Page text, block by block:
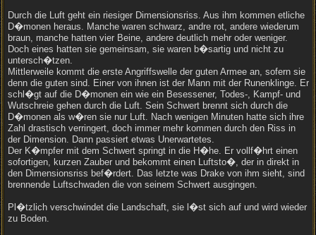
Durch die Luft geht ein riesiger Dimensionsriss. Aus ihm kommen etliche
D�monen heraus. Manche waren schwarz, andre rot, andere wiederum
braun, manche hatten vier Beine, andere deutlich mehr oder weniger.
Doch eines hatten sie gemeinsam, sie waren b�sartig und nicht zu
untersch�tzen.
Mittlerweile kommt die erste Angriffswelle der guten Armee an, sofern sie
denn die guten sind. Einer von ihnen ist der Mann mit der Runenklinge. Er
schl�gt auf die D�monen ein wie ein Besessener, Todes-, Kampf- und
Wutschreie gehen durch die Luft. Sein Schwert brennt sich durch die
D�monen als w�ren sie nur Luft. Nach wenigen Minuten hatte sich ihre
Zahl drastisch verringert, doch immer mehr kommen durch den Riss in
der Dimension. Dann passiert etwas Unerwartetes.
Der K�mpfer mit dem Schwert springt in die H�he. Er vollf�hrt einen
sofortigen, kurzen Zauber und bekommt einen Luftsto�, der in direkt in
den Dimensionsriss bef�rdert. Das letzte was Drake von ihm sieht, sind
brennende Luftschwaden die von seinem Schwert ausgingen.
Pl�tzlich verschwindet die Landschaft, sie l�st sich auf und wird wieder
zu Boden.